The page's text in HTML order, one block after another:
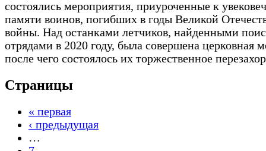
состоялись мероприятия, приуроченные к
памяти воинов, погибших в годы Великой
войны. Над останками летчиков, найденными
отрядами в 2020 году, была совершена церковная
после чего состоялось их торжественное
Страницы
« первая
‹ предыдущая
…